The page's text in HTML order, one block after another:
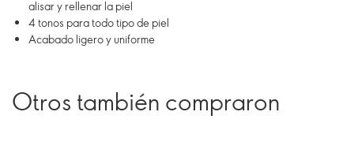
alisar y rellenar la piel
4 tonos para todo tipo de piel
Acabado ligero y uniforme
Otros también compraron